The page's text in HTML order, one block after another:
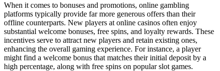
When it comes to bonuses and promotions, online gambling
platforms typically provide far more generous offers than their
offline counterparts. New players at online casinos often enjoy
substantial welcome bonuses, free spins, and loyalty rewards. These
incentives serve to attract new players and retain existing ones,
enhancing the overall gaming experience. For instance, a player
might find a welcome bonus that matches their initial deposit by a
high percentage, along with free spins on popular slot games.